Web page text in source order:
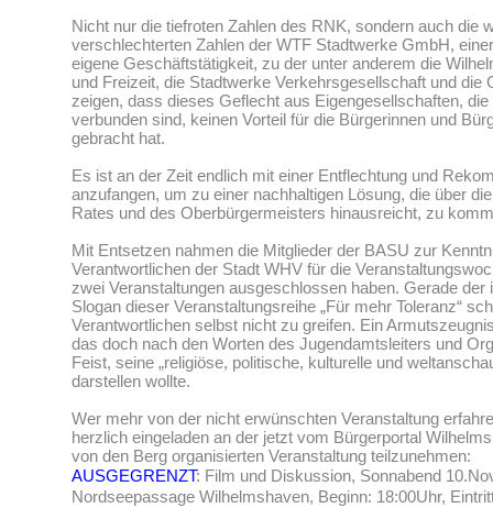
Nicht nur die tiefroten Zahlen des RNK, sondern auch die
verschlechterten Zahlen der WTF Stadtwerke GmbH,
eigene Geschäftstätigkeit, zu der unter anderem die
und Freizeit, die Stadtwerke Verkehrsgesellschaft und die
zeigen, dass dieses Geflecht aus Eigengesellschaften, die
verbunden sind, keinen Vorteil für die Bürgerinnen und
gebracht hat.
Es ist an der Zeit endlich mit einer Entflechtung und
anzufangen, um zu einer nachhaltigen Lösung, die über
Rates und des Oberbürgermeisters hinausreicht, zu
Mit Entsetzen nahmen die Mitglieder der BASU zur
Verantwortlichen der Stadt WHV für die
zwei Veranstaltungen ausgeschlossen haben. Gerade der
Slogan dieser Veranstaltungsreihe „Für mehr Toleranz“
Verantwortlichen selbst nicht zu greifen. Ein
das doch nach den Worten des Jugendamtsleiters und
Feist, seine „religiöse, politische, kulturelle und
darstellen wollte.
Wer mehr von der nicht erwünschten Veranstaltung
herzlich eingeladen an der jetzt vom Bürgerportal
von den Berg organisierten Veranstaltung teilzunehmen:
AUSGEGRENZT: Film und Diskussion, Sonnabend
Nordseepassage Wilhelmshaven, Beginn: 18:00Uhr,